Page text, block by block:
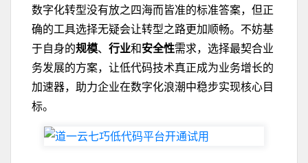
数字化转型没有放之四海而皆准的标准答案，但正
确的工具选择无疑会让转型之路更加顺畅。不妨基
于自身的规模、 行业和安全性需求，选择最契合业
务发展的方案，让低代码技术真正成为业务增长的
加速器，助力企业在数字化浪潮中稳步实现核心目
标。